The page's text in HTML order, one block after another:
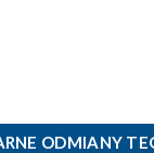
ODMIANY